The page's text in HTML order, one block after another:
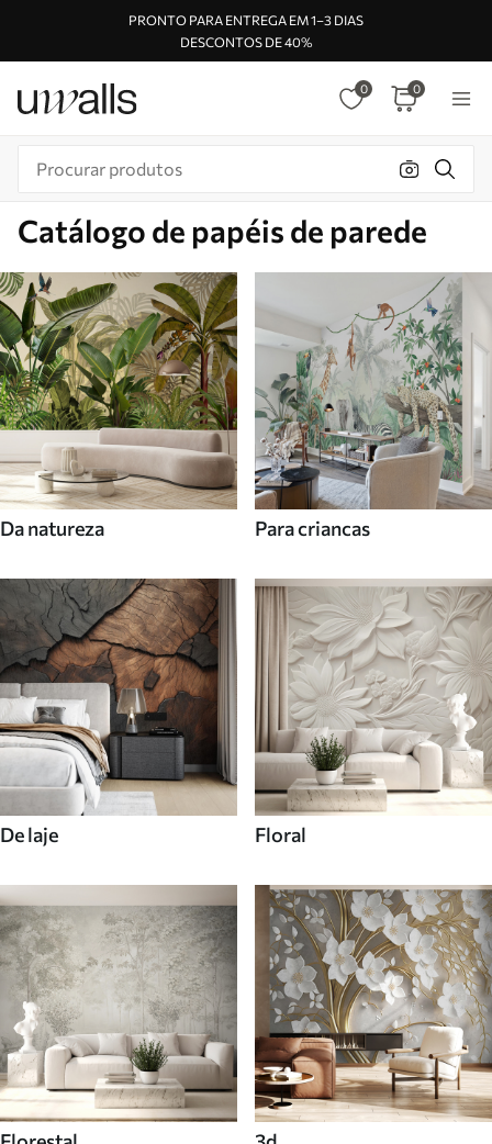
PRONTO PARA ENTREGA EM 1–3 DIAS
DESCONTOS DE 40%
0 0
Catálogo de papéis de parede
Da natureza Para criancas
De laje Floral